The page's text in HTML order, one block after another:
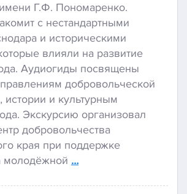
Г.Ф. Пономаренко.
с нестандартными
и историческими
влияли на развитие
Аудиогиды посвящены
добровольческой
истории и культурным
Экскурсию организовал
добровольчества
края при поддержке
молодёжной …